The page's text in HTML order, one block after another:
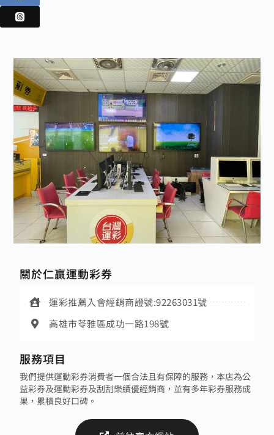
關於仁贏運動彩券
運彩推薦入會經銷商證號:92263031號
高雄市苓雅區成功一路198號
服務項目
我們提供運動彩券消費者一個合法且有保障的服務，本店為公
益彩券及運動彩券及刮刮樂績優經銷商，並有多年彩券服務成
果，累積良好口碑。